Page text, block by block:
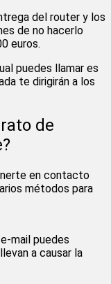
del router y los
de no hacerlo
euros.
puedes llamar es
te dirigirán a los
de
en contacto
métodos para
mail puedes
a causar la